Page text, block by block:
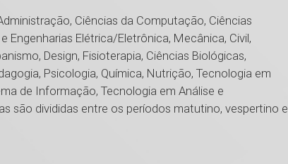
Ciências da Computação, Ciências
Engenharias Elétrica/Eletrônica, Mecânica, Civil,
Design, Fisioterapia, Ciências Biológicas,
Psicologia, Química, Nutrição, Tecnologia em
de Informação, Tecnologia em Análise e
são divididas entre os períodos matutino, vespertino e